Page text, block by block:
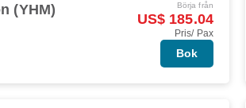
(YHM) Börja från
US$ 185.04
Pris/ Pax
Bok